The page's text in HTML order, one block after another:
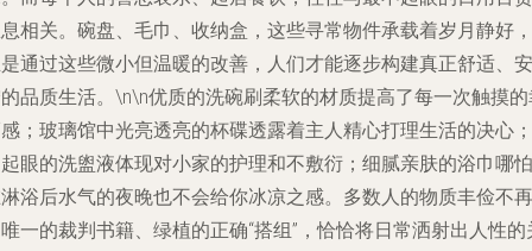
相关。碗盘、毛巾、收纳盒，这些寻常物件承载着岁月静好，
通过这些微小但温暖的改善，人们才能逐步构建真正舒适、安
品质生活。\n\n优质的洗碗刷柔软的材质提高了每一次触摸
；玻璃馆中光亮透亮的杯碟透露着主人精心打理生活的决心；
眼的洗盥液体现对小家的护理和不敷衍；细腻亲肤的浴巾哪怕
浴后水气的夜晚也不会给你冰凉之感。多数人的物质丰俭不再
一的裁判书籍、绿植的正确“搭组”，恰恰将日常洒射出人性的